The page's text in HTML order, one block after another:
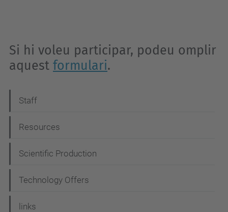
Si hi voleu participar, podeu omplir
aquest formulari.
a
v
g
a
Staff
Resources
Scientific Production
Technology Offers
links